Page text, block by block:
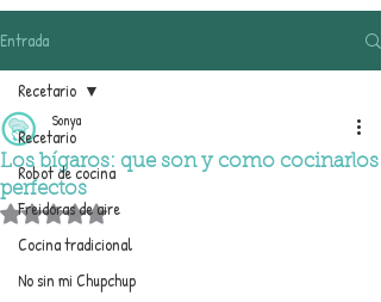
Entrada
Recetario
Robot de cocina
Freidoras de aire
Cocina tradicional
No sin mi Chupchup
Recetario
Los bígaros: que son y como cocinarlos
perfectos
Sonya
Obtuvo NaN de 5 estrellas.